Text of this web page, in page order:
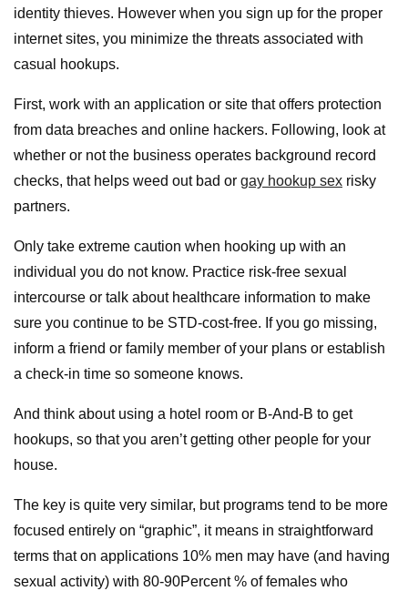
identity thieves. However when you sign up for the proper
internet sites, you minimize the threats associated with
casual hookups.
First, work with an application or site that offers protection
from data breaches and online hackers. Following, look at
whether or not the business operates background record
checks, that helps weed out bad or gay hookup sex risky
partners.
Only take extreme caution when hooking up with an
individual you do not know. Practice risk-free sexual
intercourse or talk about healthcare information to make
sure you continue to be STD-cost-free. If you go missing,
inform a friend or family member of your plans or establish
a check-in time so someone knows.
And think about using a hotel room or B-And-B to get
hookups, so that you aren’t getting other people for your
house.
The key is quite very similar, but programs tend to be more
focused entirely on “graphic”, it means in straightforward
terms that on applications 10% men may have (and having
sexual activity) with 80-90Percent % of females who